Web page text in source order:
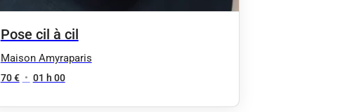
Pose cil à cil
Maison Amyraparis
70 € • 01 h 00